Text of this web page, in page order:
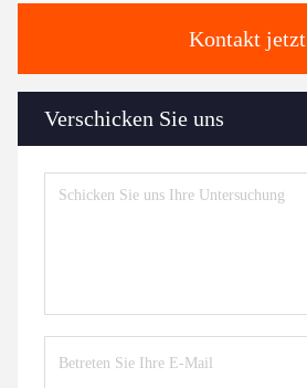
Kontakt jetzt
Verschicken Sie uns